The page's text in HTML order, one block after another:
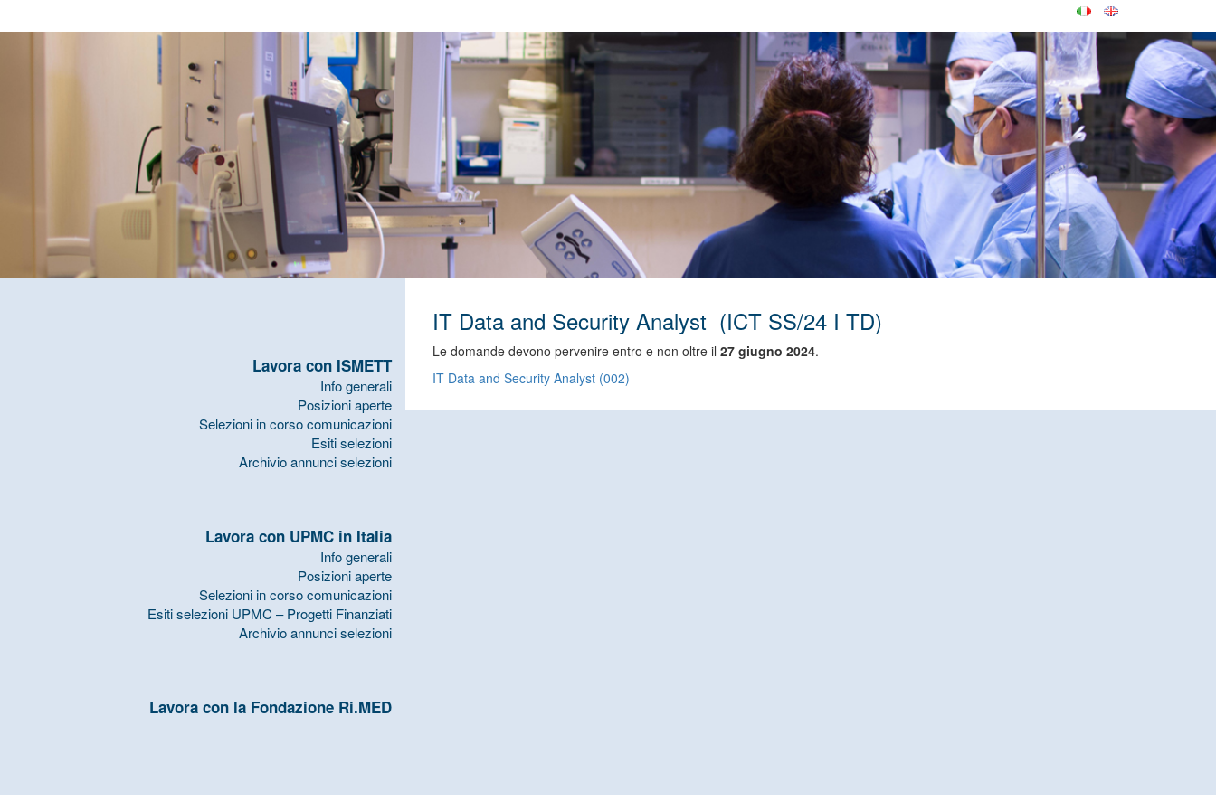
Lavora con ISMETT
Info generali
Posizioni aperte
Selezioni in corso comunicazioni
Esiti selezioni
Archivio annunci selezioni
Lavora con UPMC in Italia
Info generali
Posizioni aperte
Selezioni in corso comunicazioni
Esiti selezioni UPMC – Progetti Finanziati
Archivio annunci selezioni
Lavora con la Fondazione Ri.MED
IT Data and Security Analyst (ICT SS/24 I TD)
Le domande devono pervenire entro e non oltre il 27 giugno 2024.
IT Data and Security Analyst (002)